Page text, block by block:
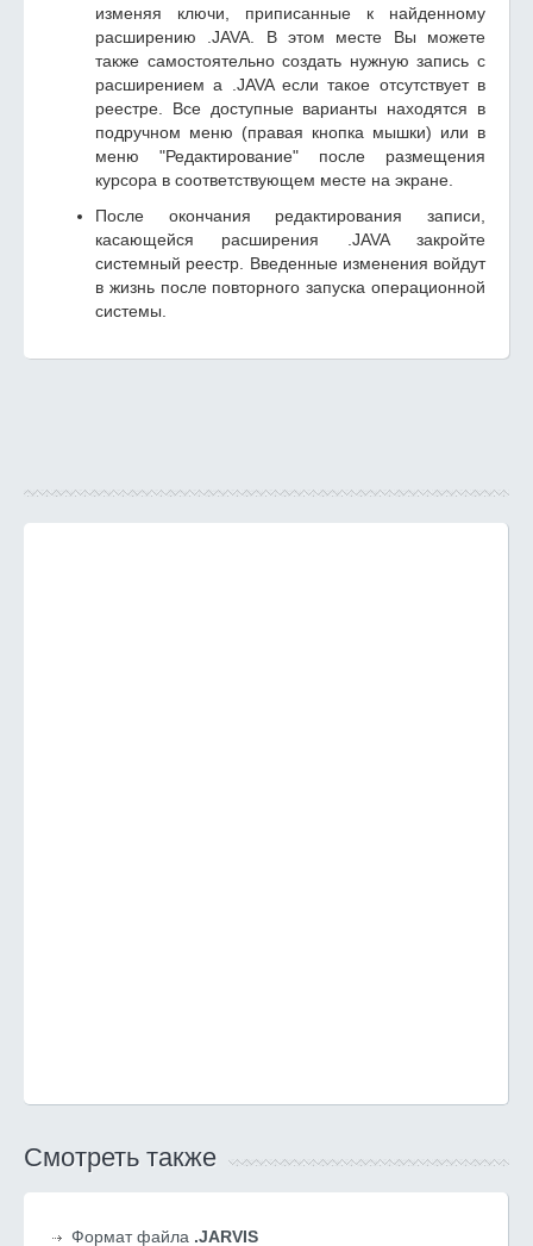
изменяя ключи, приписанные к найденному
расширению .JAVA. В этом месте Вы можете
также самостоятельно создать нужную запись с
расширением а .JAVA если такое отсутствует в
реестре. Все доступные варианты находятся в
подручном меню (правая кнопка мышки) или в
меню "Редактирование" после размещения
курсора в соответствующем месте на экране.
После окончания редактирования записи,
касающейся расширения .JAVA закройте
системный реестр. Введенные изменения войдут
в жизнь после повторного запуска операционной
системы.
Смотреть также
Формат файла .JARVIS